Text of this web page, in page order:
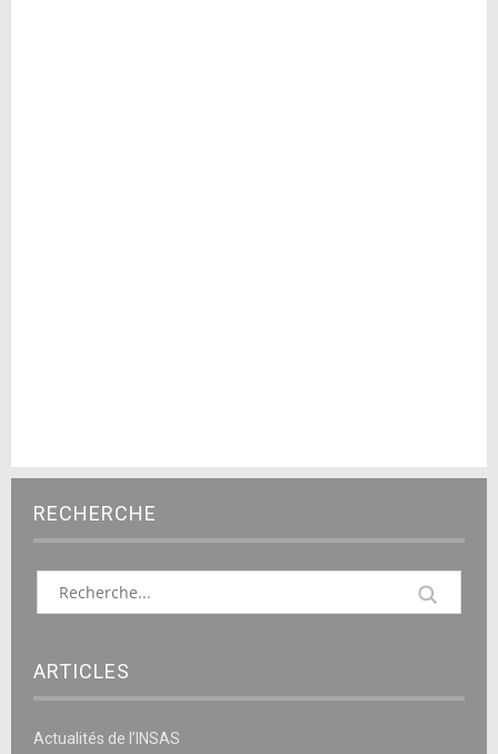
RECHERCHE
ARTICLES
Actualités de l’INSAS